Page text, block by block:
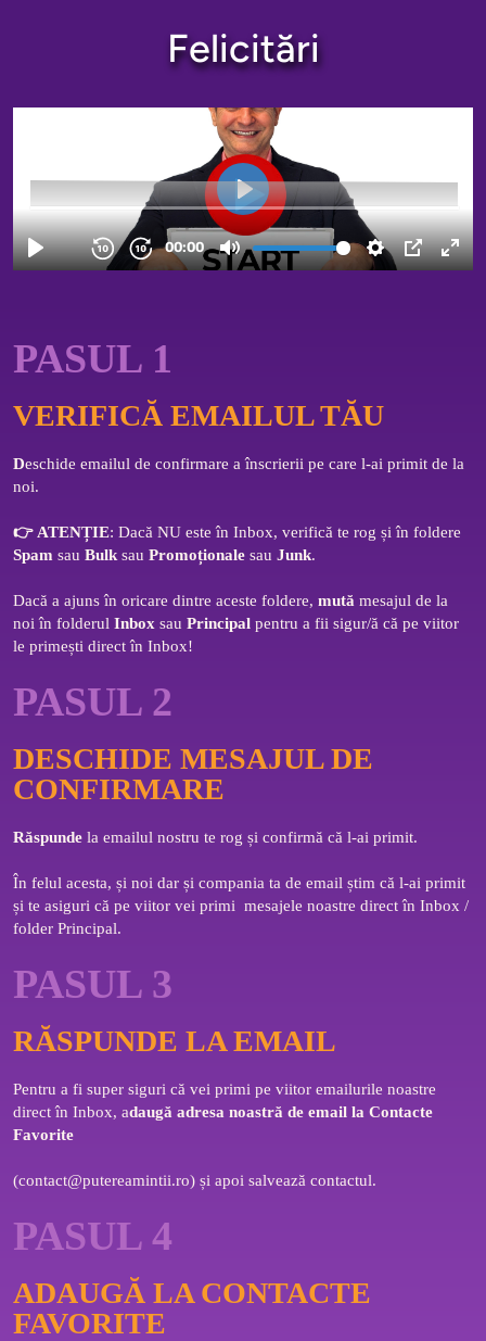
Felicitări
PASUL 1
VERIFICĂ EMAILUL TĂU
Deschide emailul de confirmare a înscrierii pe care l-ai primit de la
noi.
👉 ATENȚIE: Dacă NU este în Inbox, verifică te rog și în foldere
Spam sau Bulk sau Promoționale sau Junk.
Dacă a ajuns în oricare dintre aceste foldere, mută mesajul de la
noi în folderul Inbox sau Principal pentru a fii sigur/ă că pe viitor
le primești direct în Inbox!
PASUL 2
DESCHIDE MESAJUL DE
CONFIRMARE
Răspunde la emailul nostru te rog și confirmă că l-ai primit.
În felul acesta, și noi dar și compania ta de email știm că l-ai primit
și te asiguri că pe viitor vei primi  mesajele noastre direct în Inbox /
folder Principal.
PASUL 3
RĂSPUNDE LA EMAIL
Pentru a fi super siguri că vei primi pe viitor emailurile noastre
direct în Inbox, adaugă adresa noastră de email la Contacte
Favorite
(contact@putereamintii.ro) și apoi salvează contactul.
PASUL 4
ADAUGĂ LA CONTACTE
FAVORITE